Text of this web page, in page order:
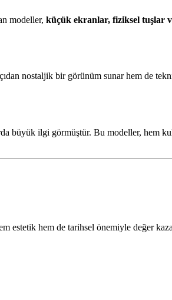
modeller, küçük ekranlar, fiziksel tuşlar
nostaljik bir görünüm sunar hem de
büyük ilgi görmüştür. Bu modeller, hem
estetik hem de tarihsel önemiyle değer